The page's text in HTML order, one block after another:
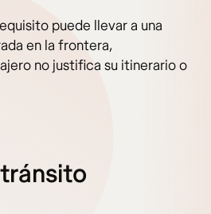
puede llevar a una
en la frontera,
no justifica su itinerario o